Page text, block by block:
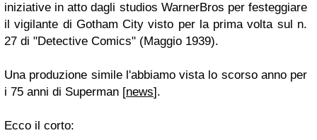
iniziative in atto dagli studios WarnerBros per festeggiare
il vigilante di Gotham City visto per la prima volta sul n.
27 di "Detective Comics" (Maggio 1939).
Una produzione simile l'abbiamo vista lo scorso anno per
i 75 anni di Superman [news].
Ecco il corto: